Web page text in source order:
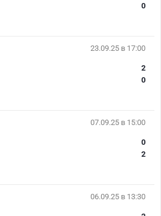
0
23.09.25 в 17:00
2
0
07.09.25 в 15:00
0
2
06.09.25 в 13:30